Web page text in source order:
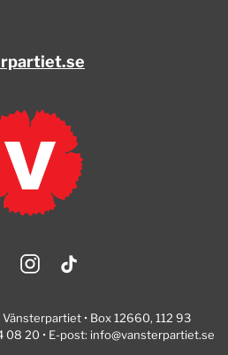
• Box 12660, 112 93
08 20 • E-post: info@vansterpartiet.se